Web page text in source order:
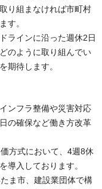
り組まなければ市町村
す。
ラインに沿った週休2日
のように取り組んでい
期待します。
ンフラ整備や災害対応
の確保など働き方改革
方式において、4週8休
導入しております。
ま市、建設業団体で構